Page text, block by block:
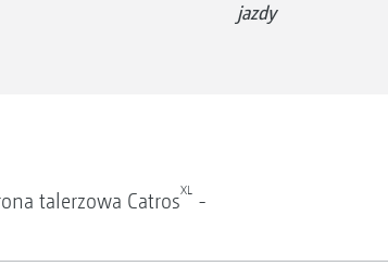
jazdy
talerzowa CatrosXL-